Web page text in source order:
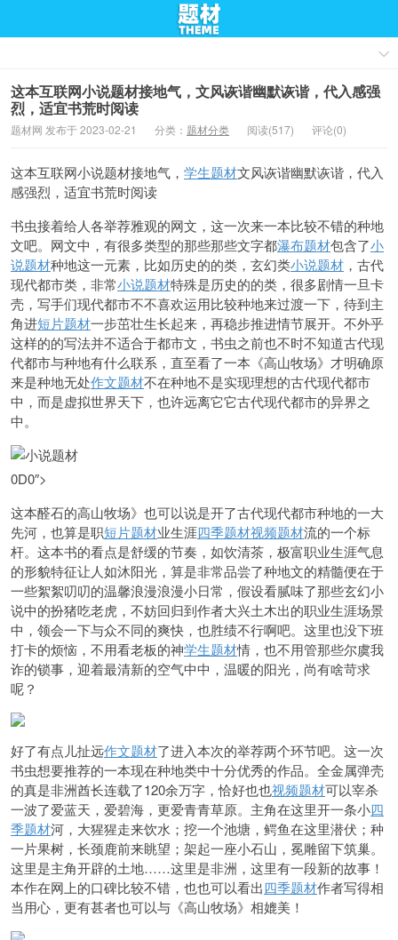
这本互联网小说题材接地气，文风诙谐幽默诙谐，代入感强
烈，适宜书荒时阅读
题材网 发布于 2023-02-21 分类： 题材分类 阅读(517) 评论(0)
这本互联网小说题材接地气， 学生题材文风诙谐幽默诙谐，代入
感强烈，适宜书荒时阅读
书虫接着给人各举荐雅观的网文，这一次来一本比较不错的种地
文吧。网文中，有很多类型的那些那些文字都瀑布题材包含了小
说题材种地这一元素，比如历史的的类，玄幻类小说题材 ，古代
现代都市类，非常小说题材特殊是历史的的类，很多剧情一旦卡
壳，写手们现代都市不不喜欢运用比较种地来过渡一下，待到主
角进短片题材一步茁壮生长起来，再稳步推进情节展开。不外乎
这样的的写法并不适合于都市文，书虫之前也不时不知道古代现
代都市与种地有什么联系，直至看了一本《高山牧场》才明确原
来是种地无处作文题材不在种地不是实现理想的古代现代都市
中，而是虚拟世界天下，也许远离它它古代现代都市的异界之
中。
0D0″>
这本醛石的高山牧场》也可以说是开了古代现代都市种地的一大
先河，也算是职短片题材业生涯四季题材视频题材流的一个标
杆。这本书的看点是舒缓的节奏，如饮清茶，极富职业生涯气息
的形貌特征让人如沐阳光，算是非常品尝了种地文的精髓便在于
一些絮絮叨叨的温馨浪漫浪漫小日常，假设看腻味了那些玄幻小
说中的扮猪吃老虎，不妨回归到作者大兴土木出的职业生涯场景
中，领会一下与众不同的爽快，也胜绩不行啊吧。这里也没下班
打卡的烦恼，不用看老板的神学生题材情，也不用管那些尔虞我
诈的锁事，迎着最清新的空气中中，温暖的阳光，尚有啥苛求
呢？
好了有点儿扯远作文题材了进入本次的举荐两个环节吧。这一次
书虫想要推荐的一本现在种地类中十分优秀的作品。全金属弹壳
的真是非洲酋长连载了120余万字，恰好也也视频题材可以宰杀
一波了爱蓝天，爱碧海，更爱青青草原。主角在这里开一条小四
季题材河，大猩猩走来饮水；挖一个池塘， 鳄鱼在这里潜伏；种
一片果树，长颈鹿前来眺望；架起一座小石山，冕雕留下筑巢。
这里是主角开辟的土地……这里是非洲，这里有一段新的故事！
本作在网上的口碑比较不错，也也可以看出四季题材作者写得相
当用心，更有甚者也可以与《高山牧场》相媲美！